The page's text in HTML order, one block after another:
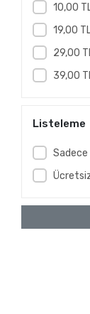
10,00
19,00
29,00
39,00
Listeleme